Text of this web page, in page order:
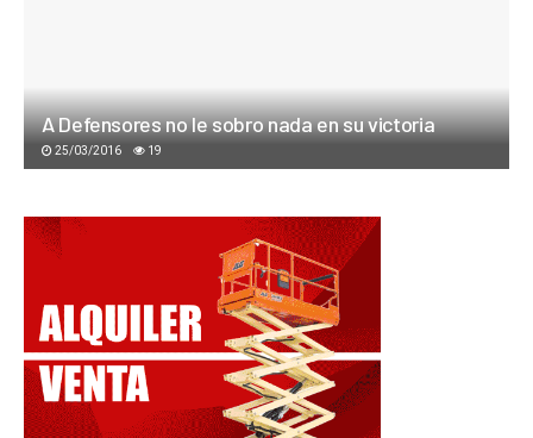
A Defensores no le sobro nada en su victoria
25/03/2016 19